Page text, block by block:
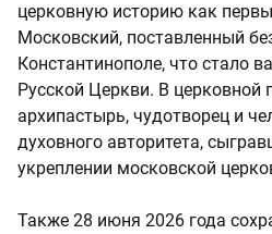
церковную историю как
Московский, поставленный
Константинополе, что стало
Русской Церкви. В церковной
архипастырь, чудотворец и
духовного авторитета,
укреплении московской
Также 28 июня 2026 года